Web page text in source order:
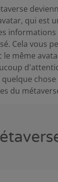
qui est
Cela vous
même
du